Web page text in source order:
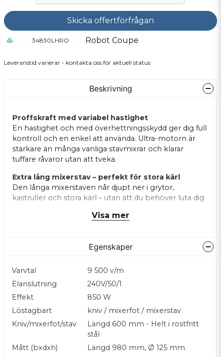
Skicka offertförfrågan
34830LHRO Robot Coupe
Leveranstid varierar - kontakta oss för aktuell status
Beskrivning
Proffskraft med variabel hastighet
En hastighet och med överhettningsskydd ger dig full
kontroll och en enkel att använda. Ultra-motorn är
starkare än många vanliga stavmixrar och klarar
tuffare råvaror utan att tveka.
Extra lång mixerstav – perfekt för stora kärl
Den långa mixerstaven når djupt ner i grytor,
kastruller och stora kärl – utan att du behöver luta dig
spärrfunktion finns. Det gör den idealisk för stora
Mixerarmen och knivbladet är i rostfritt stål och lätt
diskning! Enkel design utan onödiga vrår gör att du
slipper skura där ingen ser.
Ergonomi + proffskvalitet
Ergonomiskt grepp och balanserad vikt gör den
bekväm att använda även under långa pass. Byggd för
intensivt, dagligt bruk i professionella kök där mixning
Visa mer
Egenskaper
Varvtal
9 500 v/m
Elanslutning
240V/50/1
Effekt
850 W
Löstagbart
kniv / mixerfot / mixerstav
Kniv/mixerfot/stav
Längd 600 mm - Helt i rostfritt
stål
Mått (bxdxh)
Längd 980 mm, Ø 125 mm